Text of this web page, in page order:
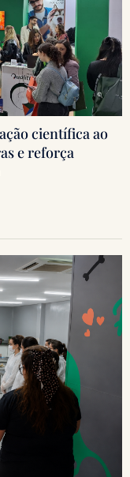
científica ao
e reforça